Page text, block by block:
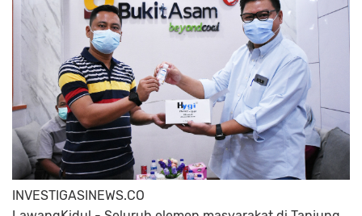
INVESTIGASINEWS.CO